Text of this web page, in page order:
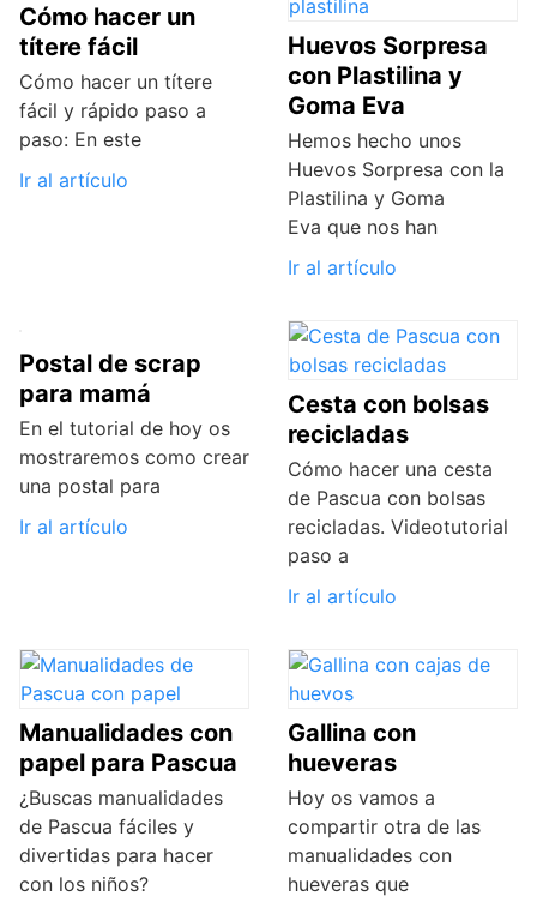
Cómo hacer un
títere fácil
Cómo hacer un títere
fácil y rápido paso a
paso: En este
Ir al artículo
Huevos Sorpresa
con Plastilina y
Goma Eva
Hemos hecho unos
Huevos Sorpresa con la
Plastilina y Goma
Eva que nos han
Ir al artículo
Postal de scrap
para mamá
En el tutorial de hoy os
mostraremos como crear
una postal para
Ir al artículo
Cesta con bolsas
recicladas
Cómo hacer una cesta
de Pascua con bolsas
recicladas. Videotutorial
paso a
Ir al artículo
Manualidades con
papel para Pascua
¿Buscas manualidades
de Pascua fáciles y
divertidas para hacer
con los niños?
Gallina con
hueveras
Hoy os vamos a
compartir otra de las
manualidades con
hueveras que